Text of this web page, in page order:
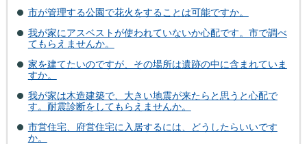
市が管理する公園で花火をすることは可能ですか。
我が家にアスベストが使われていないか心配です。市で調べ
てもらえませんか。
家を建てたいのですが、その場所は遺跡の中に含まれていま
すか。
我が家は木造建築で、大きい地震が来たらと思うと心配で
す。耐震診断をしてもらえませんか。
市営住宅、府営住宅に入居するには、どうしたらいいです
か。